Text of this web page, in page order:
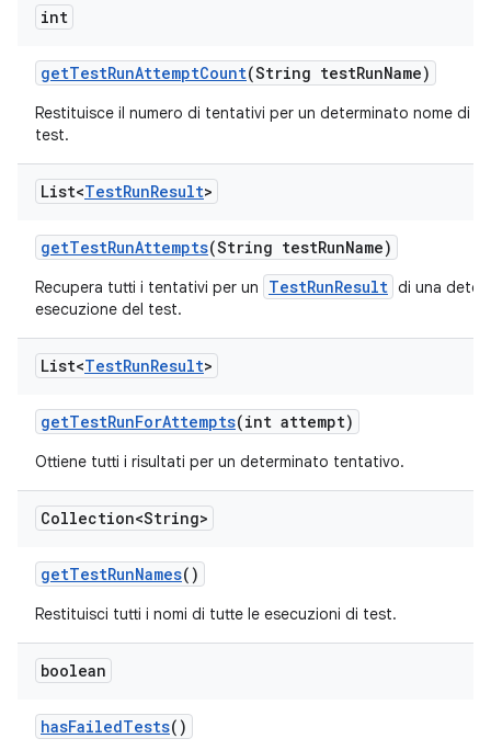
int
getTestRunAttemptCount(String testRunName)
Restituisce il numero di tentativi per un determinato nome di
test.
List<TestRunResult>
getTestRunAttempts(String testRunName)
Recupera tutti i tentativi per un TestRunResult di una
esecuzione del test.
List<TestRunResult>
getTestRunForAttempts(int attempt)
Ottiene tutti i risultati per un determinato tentativo.
Collection<String>
getTestRunNames()
Restituisci tutti i nomi di tutte le esecuzioni di test.
boolean
hasFailedTests()